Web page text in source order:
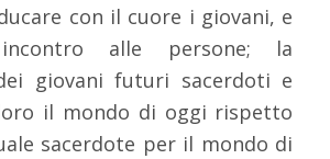
con il cuore i giovani, e
alle persone; la
giovani futuri sacerdoti e
il mondo di oggi rispetto
sacerdote per il mondo di